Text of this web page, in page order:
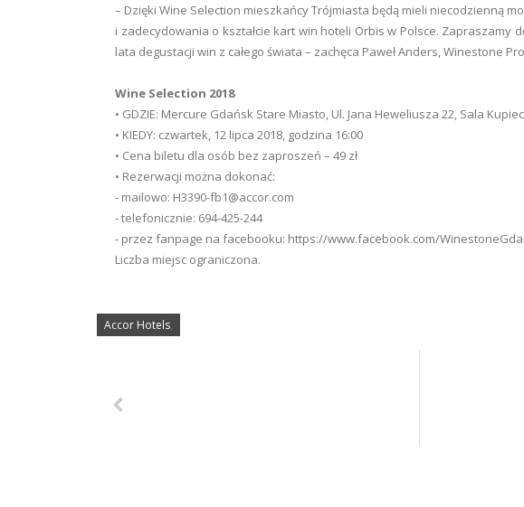
Accor Hotels,
– Dzięki Wine Selection mieszkańcy Trójmiasta będą mieli niecodzienną
i zadecydowania o kształcie kart win hoteli Orbis w Polsce. Zapraszamy
lata degustacji win z całego świata – zachęca Paweł Anders, Winestone
Wine Selection 2018
• GDZIE: Mercure Gdańsk Stare Miasto, Ul. Jana Heweliusza 22, Sala
• KIEDY: czwartek, 12 lipca 2018, godzina 16:00
• Cena biletu dla osób bez zaproszeń – 49 zł
• Rezerwacji można dokonać:
- mailowo: H3390-fb1@accor.com
- telefonicznie: 694-425-244
- przez fanpage na facebooku: https://www.facebook.com/
Liczba miejsc ograniczona.